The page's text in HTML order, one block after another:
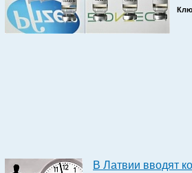
В Латвии вводят